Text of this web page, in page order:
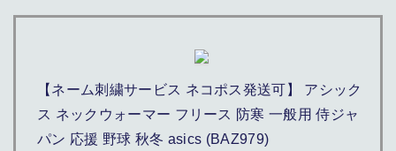
【ネーム刺繍サービス ネコポス発送可】 アシック
ス ネックウォーマー フリース 防寒 一般用 侍ジャ
パン 応援 野球 秋冬 asics (BAZ979)